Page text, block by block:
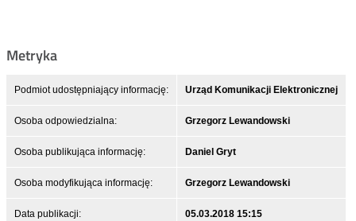
Metryka
Podmiot udostępniający informację: Urząd Komunikacji Elektronicznej
Osoba odpowiedzialna: Grzegorz Lewandowski
Osoba publikująca informację: Daniel Gryt
Osoba modyfikująca informację: Grzegorz Lewandowski
Data publikacji: 05.03.2018 15:15